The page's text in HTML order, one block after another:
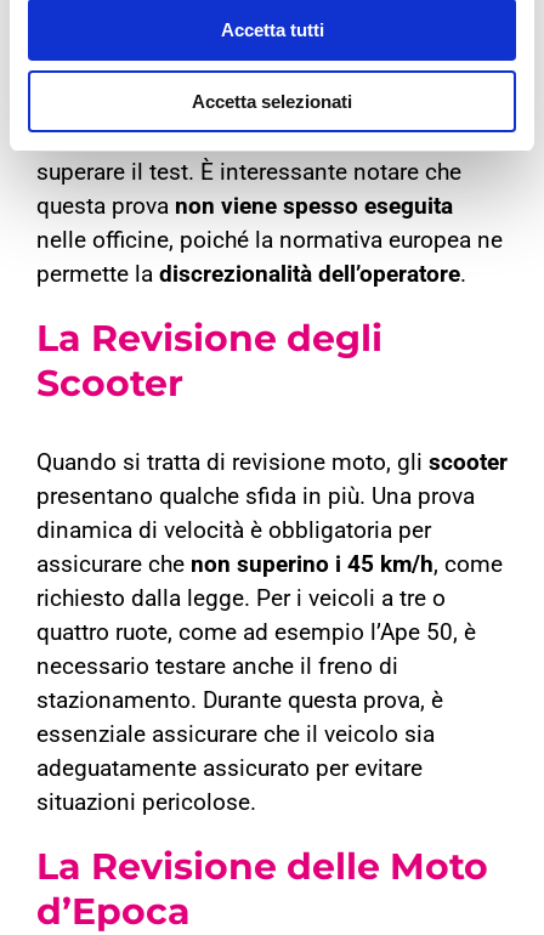
Accetta tutti
Accetta selezionati
I livelli di rumore devono essere conformi ai
valori stabiliti nel libretto di circolazione per
superare il test. È interessante notare che
questa prova non viene spesso eseguita
nelle officine, poiché la normativa europea ne
permette la discrezionalità dell’operatore.
La Revisione degli
Scooter
Quando si tratta di revisione moto, gli scooter
presentano qualche sfida in più. Una prova
dinamica di velocità è obbligatoria per
assicurare che non superino i 45 km/h, come
richiesto dalla legge. Per i veicoli a tre o
quattro ruote, come ad esempio l’Ape 50, è
necessario testare anche il freno di
stazionamento. Durante questa prova, è
essenziale assicurare che il veicolo sia
adeguatamente assicurato per evitare
situazioni pericolose.
La Revisione delle Moto
d’Epoca